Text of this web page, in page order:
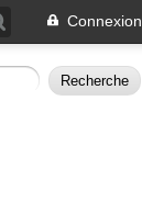
Connexion